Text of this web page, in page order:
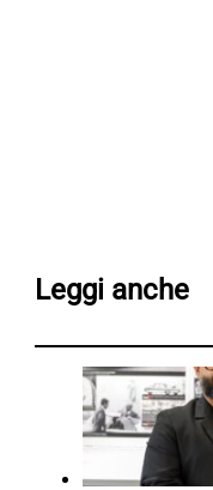
Leggi anche